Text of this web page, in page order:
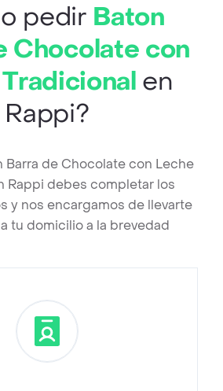
pedir Baton
Chocolate con
en
Rappi?
Barra de Chocolate con Leche
Rappi debes completar los
y nos encargamos de llevarte
tu domicilio a la brevedad